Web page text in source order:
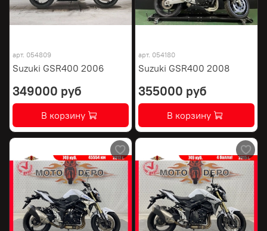
арт. 054809
Suzuki GSR400 2006
349000 руб
В корзину
арт. 054180
Suzuki GSR400 2008
355000 руб
В корзину